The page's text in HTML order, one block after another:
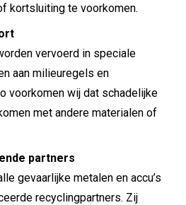
kortsluiting te voorkomen.
vervoerd in speciale
aan milieuregels en
voorkomen wij dat schadelijke
met andere materialen of
partners
gevaarlijke metalen en accu’s
recyclingpartners. Zij